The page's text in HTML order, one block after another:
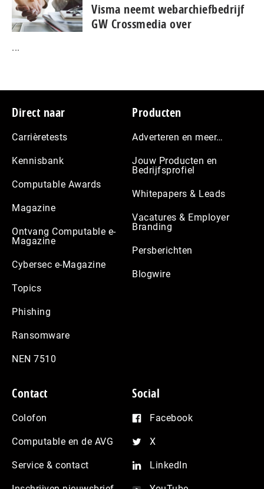
Visma neemt webarchiefbedrijf
GW Crossmedia over
...
Footer
Direct naar
Carrièretests
Kennisbank
Computable Awards
Magazine
Ontvang Computable e-
Magazine
Cybersec e-Magazine
Topics
Phishing
Ransomware
NEN 7510
Producten
Adverteren en meer…
Jouw Producten en
Bedrijfsprofiel
Whitepapers & Leads
Vacatures & Employer
Branding
Persberichten
Blogwire
Contact
Colofon
Computable en de AVG
Service & contact
Social
Facebook
X
LinkedIn